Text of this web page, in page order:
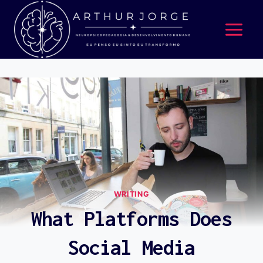
WRITING
What Platforms Does
Social Media